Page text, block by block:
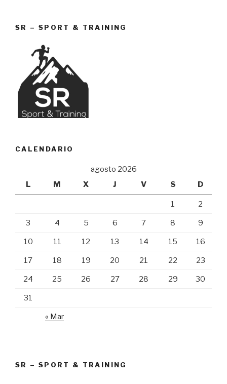
SR – SPORT & TRAINING
CALENDARIO
agosto 2026
L
M X J V S D
1 2
3 4 5 6 7 8 9
10 11 12 13 14 15 16
17 18 19 20 21 22 23
24 25 26 27 28 29 30
31
« Mar
SR – SPORT & TRAINING